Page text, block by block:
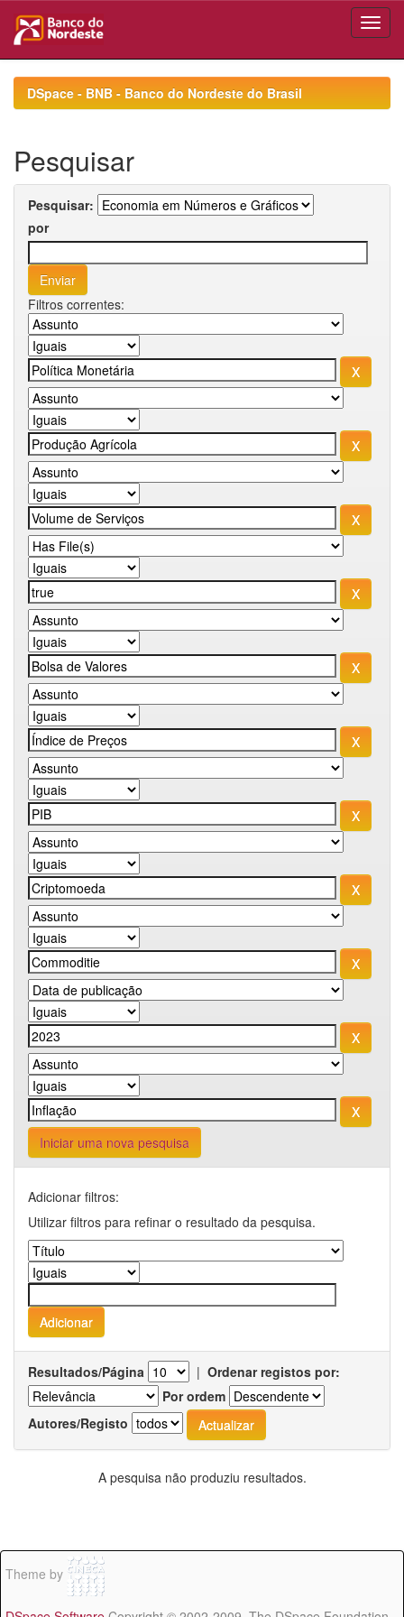
navigationDSpace - BNB - Banco do Nordeste do Brasil
Pesquisar
Pesquisar:
por
Filtros correntes:
Iniciar uma nova pesquisa
Adicionar filtros:
Utilizar filtros para refinar o resultado da pesquisa.
Resultados/Página | Ordenar registos por:
Por ordem
Autores/Registo
A pesquisa não produziu resultados.
Theme by